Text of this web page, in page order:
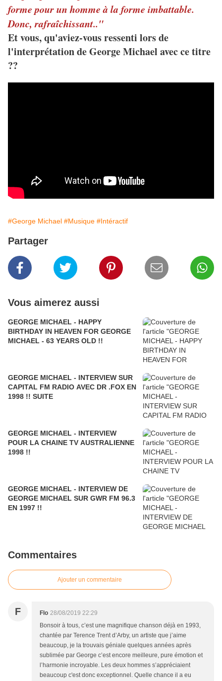
forme pour un homme à la forme imbattable.
Donc, rafraîchissant.."
Et vous, qu'aviez-vous ressenti lors de
l'interprétation de George Michael avec ce titre
??
#George Michael #Musique #Intéractif
Partager
Vous aimerez aussi
GEORGE MICHAEL - HAPPY
BIRTHDAY IN HEAVEN FOR GEORGE
MICHAEL - 63 YEARS OLD !!
GEORGE MICHAEL - INTERVIEW SUR
CAPITAL FM RADIO AVEC DR .FOX EN
1998 !! SUITE
GEORGE MICHAEL - INTERVIEW
POUR LA CHAINE TV AUSTRALIENNE
1998 !!
GEORGE MICHAEL - INTERVIEW DE
GEORGE MICHAEL SUR GWR FM 96.3
EN 1997 !!
Commentaires
Ajouter un commentaire
F Flo 28/08/2019 22:29
Bonsoir à tous, c’est une magnifique chanson déjà en 1993,
chantée par Terence Trent d’Arby, un artiste que j’aime
beaucoup, je la trouvais géniale quelques années après
sublimée par George c’est encore meilleure, pure émotion et
l’harmonie incroyable. Les deux hommes s’appréciaient
beaucoup c'est donc exceptionnel. Quelle chance il a eu